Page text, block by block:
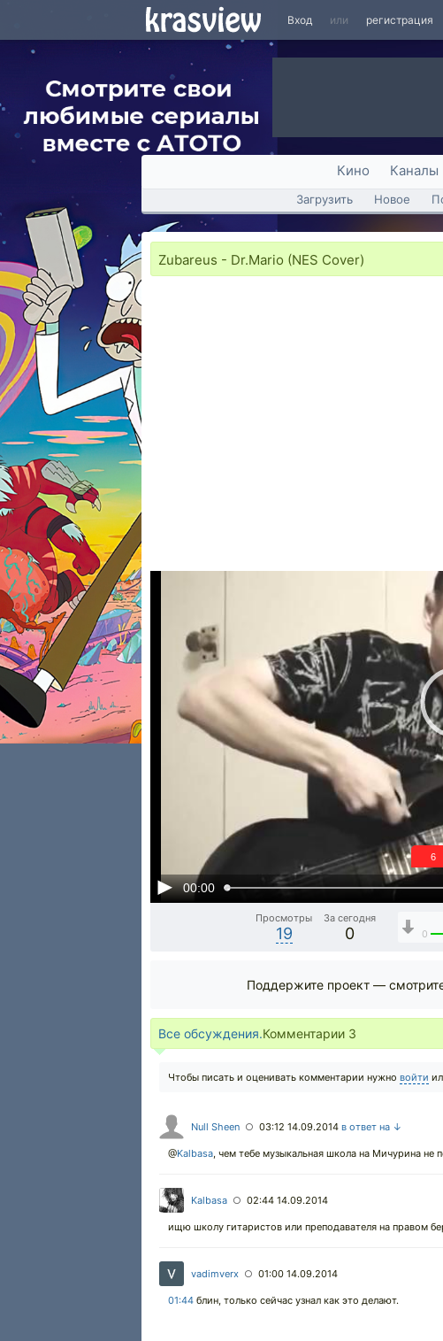
Вход или регистрация
Кино Каналы
Загрузить Новое
Zubareus - Dr.Mario (NES Cover)
00:00
5
Просмотры
19
За сегодня
0 0
Поддержите проект —
Все обсуждения.Комментарии 3
Чтобы писать и оценивать комментарии нужно войти
Null Sheen ○ 03:12 14.09.2014 в ответ на ↓
@Kalbasa, чем тебе музыкальная школа на Мичурина не
Kalbasa ○ 02:44 14.09.2014
ищю школу гитаристов или преподавателя на правом
vadimverx ○ 01:00 14.09.2014
01:44 блин, только сейчас узнал как это делают.